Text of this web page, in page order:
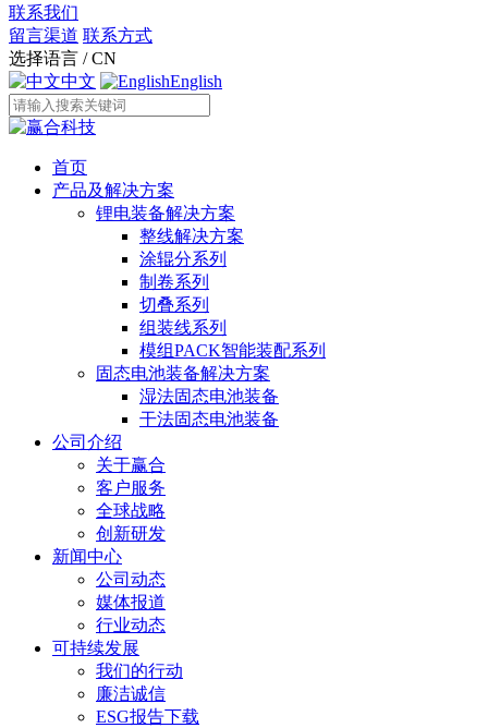
联系我们
留言渠道 联系方式
选择语言 / CN
中文
English
首页
产品及解决方案
锂电装备解决方案
整线解决方案
涂辊分系列
制卷系列
切叠系列
组装线系列
模组PACK智能装配系列
固态电池装备解决方案
湿法固态电池装备
干法固态电池装备
公司介绍
关于赢合
客户服务
全球战略
创新研发
新闻中心
公司动态
媒体报道
行业动态
可持续发展
我们的行动
廉洁诚信
ESG报告下载